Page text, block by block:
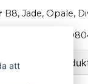
B8, Jade, Opale,
: 124250-49351 /
fråga om
att